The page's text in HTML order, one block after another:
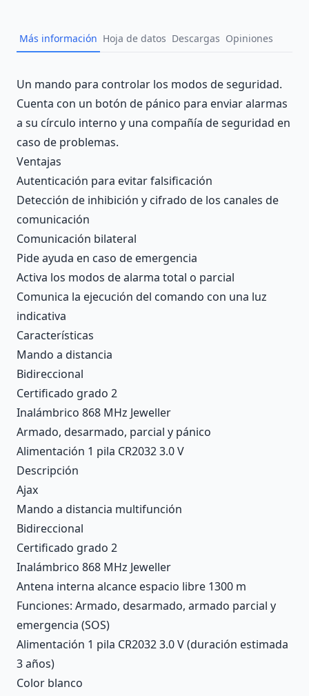
Más información Hoja de datos Descargas Opiniones
Description
Un mando para controlar los modos de seguridad.
Cuenta con un botón de pánico para enviar alarmas
a su círculo interno y una compañía de seguridad en
caso de problemas.
Ventajas
Autenticación para evitar falsificación
Detección de inhibición y cifrado de los canales de
comunicación
Comunicación bilateral
Pide ayuda en caso de emergencia
Activa los modos de alarma total o parcial
Comunica la ejecución del comando con una luz
indicativa
Características
Mando a distancia
Bidireccional
Certificado grado 2
Inalámbrico 868 MHz Jeweller
Armado, desarmado, parcial y pánico
Alimentación 1 pila CR2032 3.0 V
Descripción
Ajax
Mando a distancia multifunción
Bidireccional
Certificado grado 2
Inalámbrico 868 MHz Jeweller
Antena interna alcance espacio libre 1300 m
Funciones: Armado, desarmado, armado parcial y
emergencia (SOS)
Alimentación 1 pila CR2032 3.0 V (duración estimada
3 años)
Color blanco